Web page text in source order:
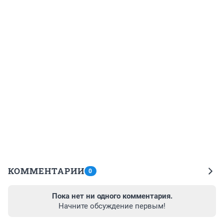
КОММЕНТАРИИ 0
Пока нет ни одного комментария.
Начните обсуждение первым!